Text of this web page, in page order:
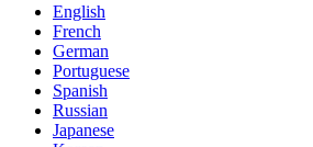
English
French
German
Portuguese
Spanish
Russian
Japanese